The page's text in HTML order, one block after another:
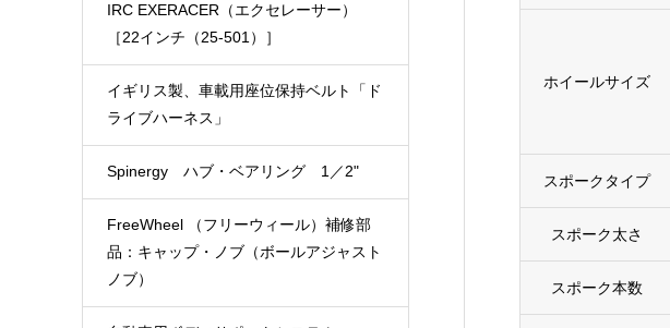
ホイールサイズ
スポークタイプ
スポーク太さ
スポーク本数
IRC EXERACER（エクセレーサー）
［22インチ（25-501）］
イギリス製、車載用座位保持ベルト「ド
ライブハーネス」
Spinergy ハブ・ベアリング 1／2"
FreeWheel （フリーウィール）補修部
品：キャップ・ノブ（ボールアジャスト
ノブ）